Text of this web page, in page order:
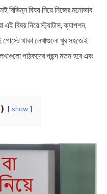
বিভিন্ন বিষয় নিয়ে নিজের মনোভাব
এই বিষয় নিয়ে স্ট্যাটাস, ক্যাপশন,
পোস্টে থাকা লেখাগুলো খুব সহজেই
পাঠকদের পছন্দ মতন হবে এবং
show